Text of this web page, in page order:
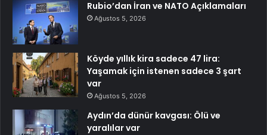
Rubio’dan İran ve NATO Açıklamaları
Ağustos 5, 2026
Köyde yıllık kira sadece 47 lira:
Yaşamak için istenen sadece 3 şart
var
Ağustos 5, 2026
Aydın’da dünür kavgası: Ölü ve
yaralılar var